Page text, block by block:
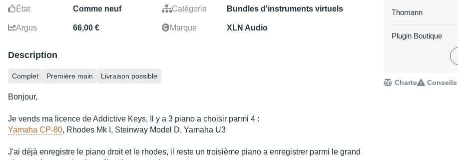
État Comme neuf Catégorie Bundles d'instruments virtuels
Argus 66,00 € Marque XLN Audio
Description
Complet Première main Livraison possible
Bonjour,
Je vends ma licence de Addictive Keys, Il y a 3 piano a choisir parmi 4 :
Yamaha CP-80, Rhodes Mk I, Steinway Model D, Yamaha U3
J'ai déjà enregistre le piano droit et le rhodes, il reste un troisième piano a enregistrer parmi le grand
Thomann
Plugin Boutique
Charte Conseils